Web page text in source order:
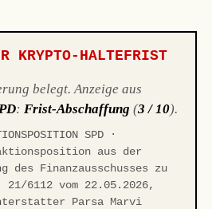
KRYPTO-HALTEFRIST
belegt. Anzeige aus
:Frist-Abschaffung (3 / 10).
SPD ·
aus der
des Finanzausschusses zu
6112 vom 22.05.2026,
Parsa Marvi